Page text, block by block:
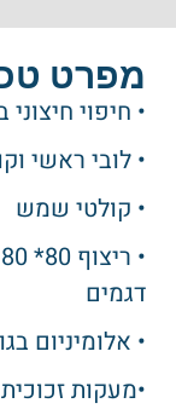
מפרט
• חיפוי
• לובי ראשי
• קולטי שמש
דגמים
• אלומיניום
•מעקות